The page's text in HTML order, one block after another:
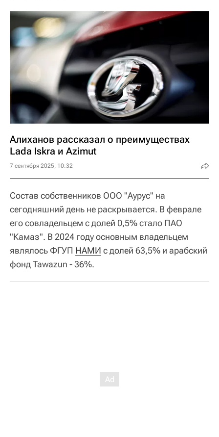
Алиханов рассказал о преимуществах
Lada Iskra и Azimut
7 сентября 2025, 10:32
Состав собственников ООО "Аурус" на
сегодняшний день не раскрывается. В феврале
его совладельцем с долей 0,5% стало ПАО
"Камаз". В 2024 году основным владельцем
являлось ФГУП НАМИ с долей 63,5% и арабский
фонд Tawazun - 36%.